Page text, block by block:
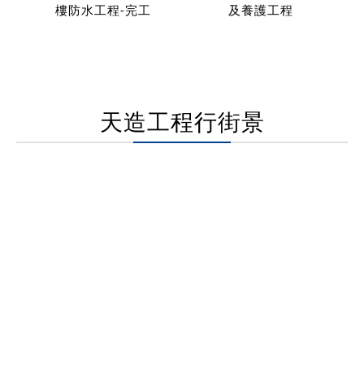
樓防水工程-完工
及養護工程
天造工程行街景